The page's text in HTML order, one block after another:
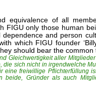
equivalence of all
FIGU only those human
and person
which FIGU founder
should bear the common
Gleichwertigkeit aller
sich nicht in irgendwelche
freiwillige Pflichterfüllung
beide, Gründer als auch